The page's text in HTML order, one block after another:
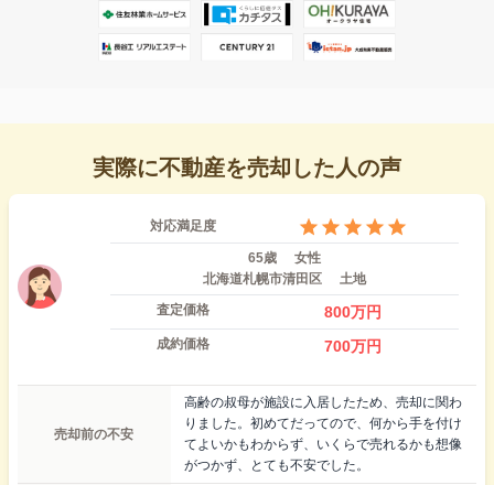
実際に不動産を売却した人の声
対応満足度
65歳
女性
北海道札幌市清田区
土地
査定価格
800万円
成約価格 700万円
売却前の不安
高齢の叔母が施設に入居したため、売却に関わ
りました。初めてだってので、何から手を付け
てよいかもわからず、いくらで売れるかも想像
がつかず、とても不安でした。